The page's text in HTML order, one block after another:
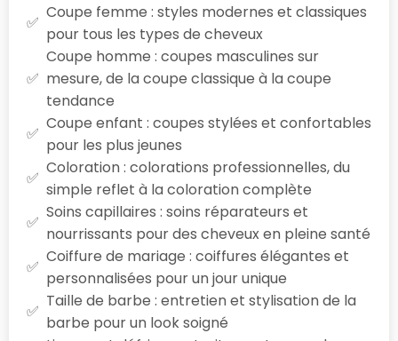
Coupe femme : styles modernes et classiques
pour tous les types de cheveux
Coupe homme : coupes masculines sur
mesure, de la coupe classique à la coupe
tendance
Coupe enfant : coupes stylées et confortables
pour les plus jeunes
Coloration : colorations professionnelles, du
simple reflet à la coloration complète
Soins capillaires : soins réparateurs et
nourrissants pour des cheveux en pleine santé
Coiffure de mariage : coiffures élégantes et
personnalisées pour un jour unique
Taille de barbe : entretien et stylisation de la
barbe pour un look soigné